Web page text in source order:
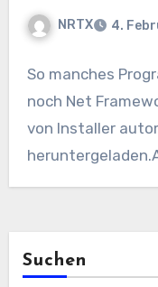
NRTX 4.
So manches
noch Net
von Installer
Suchen